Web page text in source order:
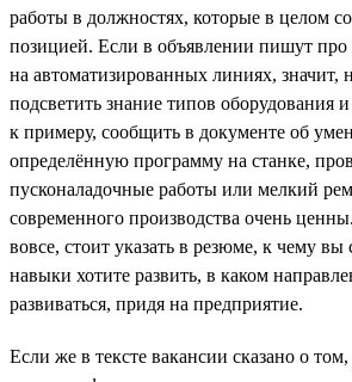
работы в должностях, которые в целом
позицией. Если в объявлении пишут про
на автоматизированных линиях, значит,
подсветить знание типов оборудования
к примеру, сообщить в документе об
определённую программу на станке,
пусконаладочные работы или мелкий
современного производства очень
вовсе, стоит указать в резюме, к чему вы
навыки хотите развить, в каком
развиваться, придя на предприятие.
Если же в тексте вакансии сказано о